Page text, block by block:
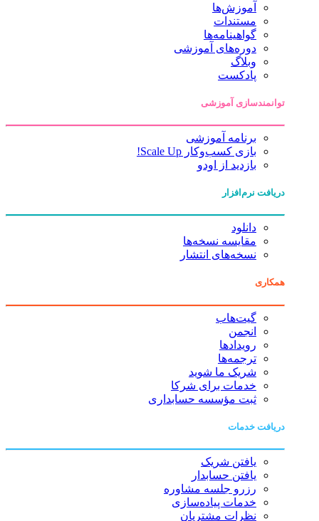
آموزش‌ها
مستندات
گواهینامه‌ها
دوره‌های آموزشی
وبلاگ
پادکست
توانمندسازی آموزشی
برنامه آموزشی
بازی کسب‌وکار Scale Up!
بازدید از اودو
دریافت نرم‌افزار
دانلود
مقایسه نسخه‌ها
نسخه‌های انتشار
همکاری
گیت‌هاب
انجمن
رویدادها
ترجمه‌ها
شریک ما شوید
خدمات برای شرکا
ثبت مؤسسه حسابداری
دریافت خدمات
یافتن شریک
یافتن حسابدار
رزرو جلسه مشاوره
خدمات پیاده‌سازی
نظرات مشتریان